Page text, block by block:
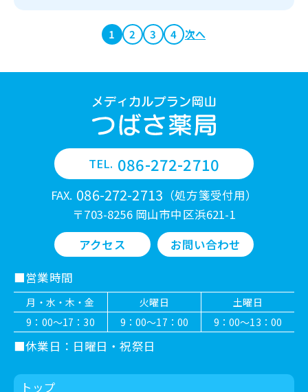
1 2 3 4 次へ
TEL. 086-272-2710
FAX. 086-272-2713 （処方箋受付用）
〒703-8256 岡山市中区浜621-1
アクセス
お問い合わせ
営業時間
月・水・木・金 火曜日
土曜日
9：00～17：30
9：00～17：00 9：00～13：00
休業日：日曜日・祝祭日
トップ